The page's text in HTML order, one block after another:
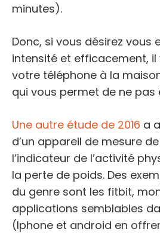
minutes).
Donc, si vous désirez vous
intensité et efficacement, il
votre téléphone à la
qui vous permet de ne pas
Une autre étude de 2016 a
d’un appareil de mesure
l’indicateur de l’activité
la perte de poids. Des
du genre sont les fitbit,
applications semblables
(Iphone et android en